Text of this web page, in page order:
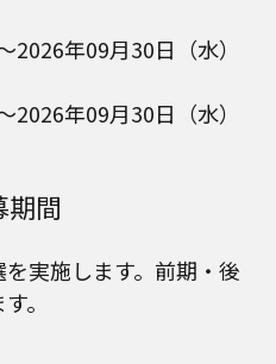
年09月30日（水）
年09月30日（水）
期間
実施します。前期・後
。